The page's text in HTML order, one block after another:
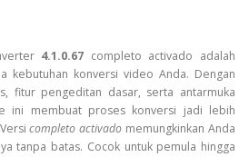
4.1.0.67 completo activado adalah
kebutuhan konversi video Anda. Dengan
fitur pengeditan dasar, serta antarmuka
ini membuat proses konversi jadi lebih
completo activado memungkinkan Anda
tanpa batas. Cocok untuk pemula hingga